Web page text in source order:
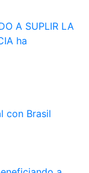
A SUPLIR LA
ha
con Brasil